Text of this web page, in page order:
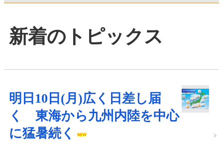
新着のトピックス
明日10日(月)広く日差し届
く 東海から九州内陸を中心
に猛暑続く